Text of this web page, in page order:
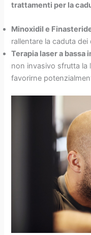
trattamenti per la
Minoxidil e
rallentare la caduta
Terapia laser a bassa
non invasivo sfrutta la
favorirne